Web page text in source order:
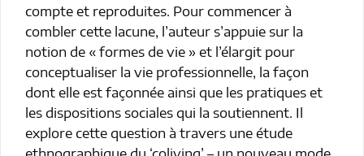
compte et reproduites. Pour commencer à
combler cette lacune, l’auteur s’appuie sur la
notion de « formes de vie » et l’élargit pour
conceptualiser la vie professionnelle, la façon
dont elle est façonnée ainsi que les pratiques et
les dispositions sociales qui la soutiennent. Il
explore cette question à travers une étude